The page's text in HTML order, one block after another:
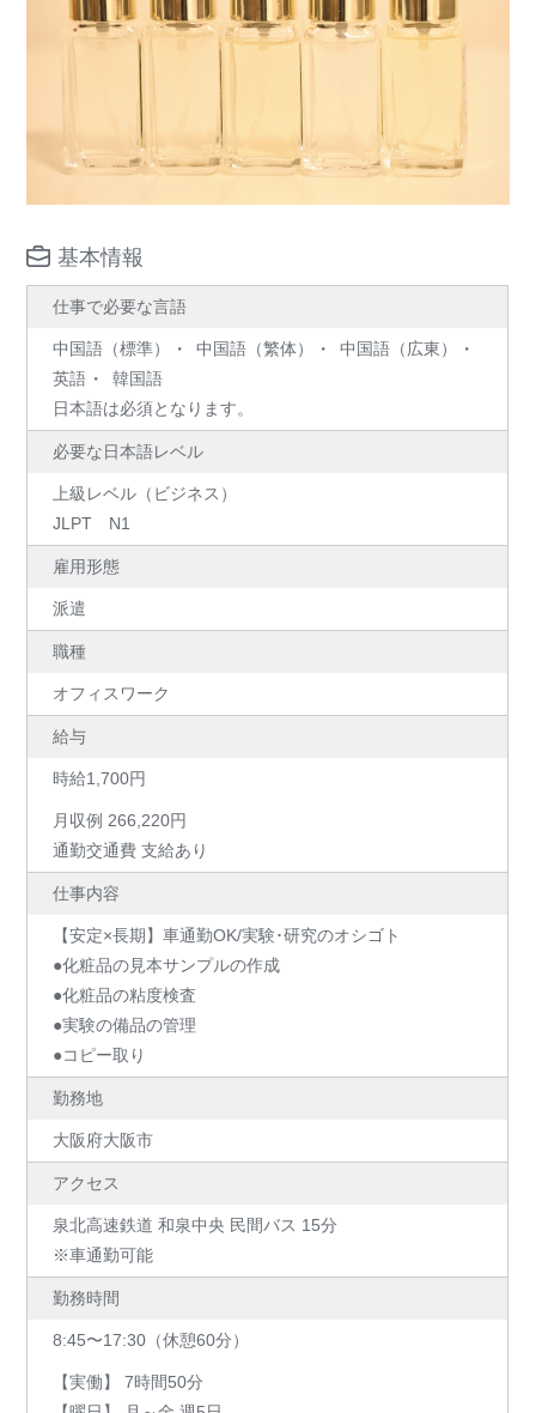
基本情報
仕事で必要な言語
中国語（標準） 中国語（繁体）
中国語（広東）
英語
韓国語
日本語は必須となります。
必要な日本語レベル
上級レベル（ビジネス）
JLPT N1
雇用形態
派遣
職種
オフィスワーク
給与
時給1,700円
月収例 266,220円
通勤交通費 支給あり
仕事内容
【安定×長期】車通勤OK/実験･研究のオシゴト
●化粧品の見本サンプルの作成
●化粧品の粘度検査
●実験の備品の管理
●コピー取り
勤務地
大阪府大阪市
アクセス
泉北高速鉄道 和泉中央 民間バス 15分
※車通勤可能
勤務時間
8:45〜17:30（休憩60分）
【実働】 7時間50分